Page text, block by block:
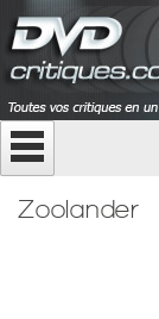
Zoolander